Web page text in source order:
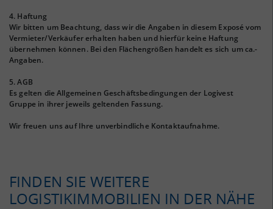
4. Haftung
Wir bitten um Beachtung, dass wir die Angaben in diesem Exposé vom
Vermieter/Verkäufer erhalten haben und hierfür keine Haftung
übernehmen können. Bei den Flächengrößen handelt es sich um ca.-
Angaben.
5. AGB
Es gelten die Allgemeinen Geschäftsbedingungen der Logivest
Gruppe in ihrer jeweils geltenden Fassung.
Wir freuen uns auf Ihre unverbindliche Kontaktaufnahme.
FINDEN SIE WEITERE
LOGISTIKIMMOBILIEN IN DER NÄHE